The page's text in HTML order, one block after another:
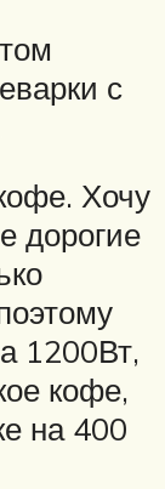
с
Хочу
дорогие
1200Вт,
кофе,
на 400